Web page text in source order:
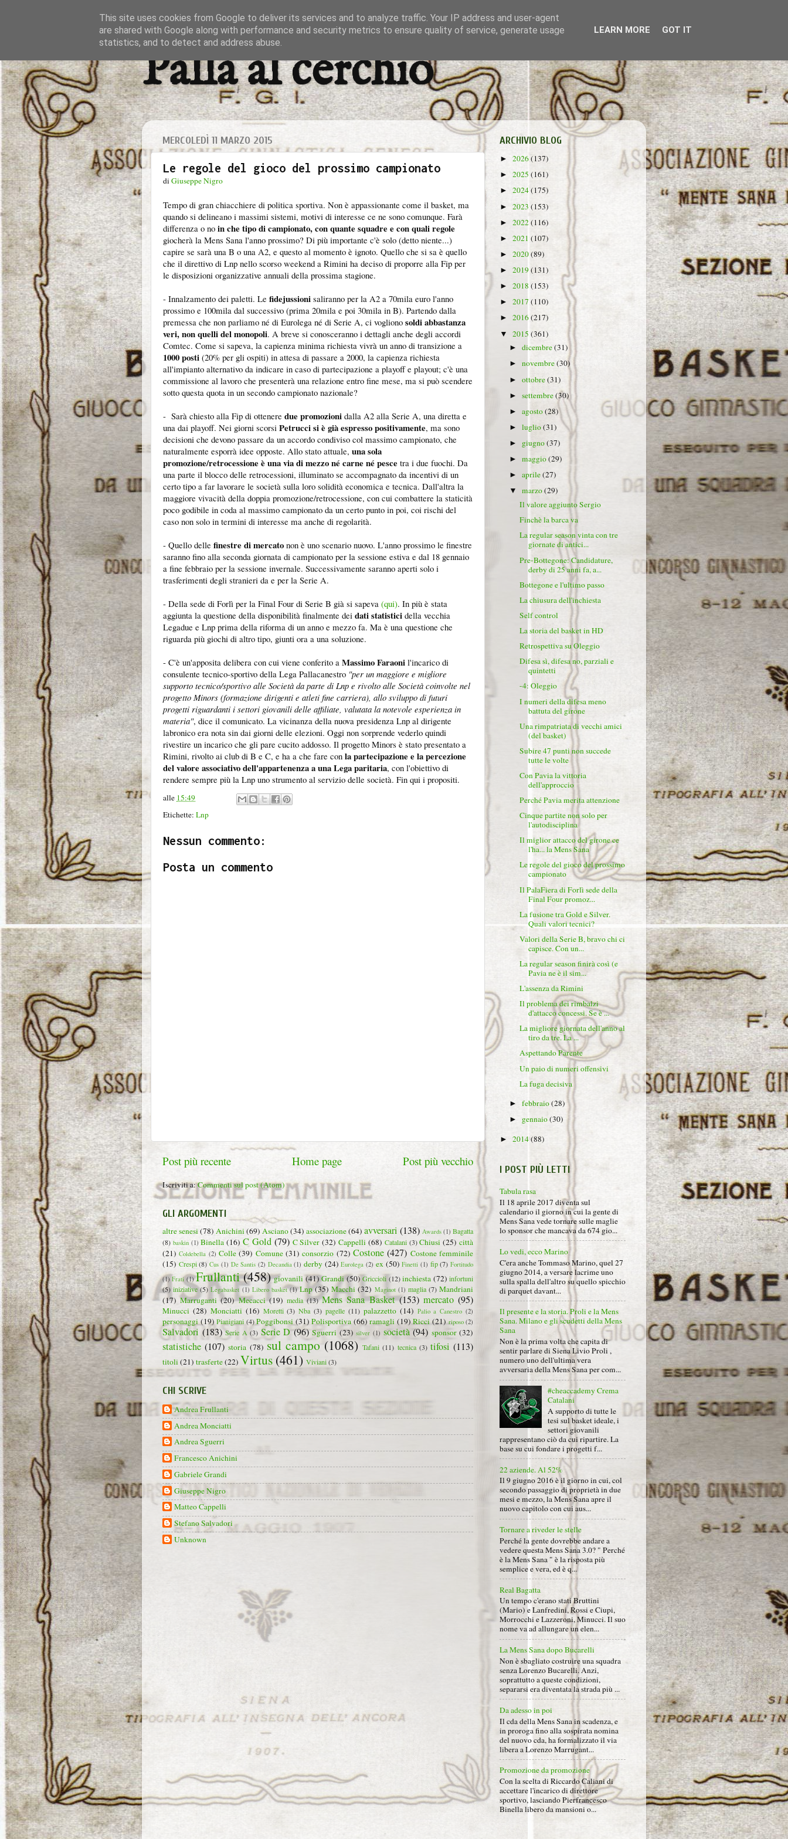
Palla al cerchio
MERCOLEDÌ 11 MARZO 2015
Le regole del gioco del prossimo campionato
diGiuseppe Nigro
Tempo di gran chiacchiere di politica sportiva. Non è appassionante come il basket, ma
quando si delineano i massimi sistemi, motivi di interesse ce ne sono comunque. Farà
differenza o no in che tipo di campionato, con quante squadre e con quali regole
giocherà la Mens Sana l'anno prossimo? Di più importante c'è solo (detto niente...)
capire se sarà una B o una A2, e questo al momento è ignoto. Quello che si sa è quello
che il direttivo di Lnp nello scorso weekend a Rimini ha deciso di proporre alla Fip per
le disposizioni organizzative annuali della prossima stagione.
- Innalzamento dei paletti. Le fidejussioni saliranno per la A2 a 70mila euro l'anno
prossimo e 100mila dal successivo (prima 20mila e poi 30mila in B). Partendo dalla
premessa che non parliamo né di Eurolega né di Serie A, ci vogliono soldi abbastanza
veri, non quelli del monopoli. A breve si conosceranno i dettagli anche degli accordi
Comtec. Come si sapeva, la capienza minima richiesta vivrà un anno di transizione a
1000 posti (20% per gli ospiti) in attesa di passare a 2000, la capienza richiesta
all'impianto alternativo da indicare in caso di partecipazione a playoff e playout; c'è una
commissione al lavoro che presenterà una relazione entro fine mese, ma si può scendere
sotto questa quota in un secondo campionato nazionale?
- Sarà chiesto alla Fip di ottenere due promozioni dalla A2 alla Serie A, una diretta e
una dai playoff. Nei giorni scorsi Petrucci si è già espresso positivamente, ma sono
decisioni che devono passare da un accordo condiviso col massimo campionato, che
naturalmente esporrà idee opposte. Allo stato attuale, una sola
promozione/retrocessione è una via di mezzo né carne né pesce tra i due fuochi. Da
una parte il blocco delle retrocessioni, illuminato se accompagnato da incentivi di un
certo tipo a far lavorare le società sulla loro solidità economica e tecnica. Dall'altra la
maggiore vivacità della doppia promozione/retrocessione, con cui combattere la staticità
poco godibile in coda al massimo campionato da un certo punto in poi, coi rischi del
caso non solo in termini di interesse ma anche di regolarità.
- Quello delle finestre di mercato non è uno scenario nuovo. L'anno prossimo le finestre
saranno fino alla seconda giornata di campionato per la sessione estiva e dal 18 gennaio
a fine febbraio per la sessione invernale. Successivamente saranno aperti solo i
trasferimenti degli stranieri da e per la Serie A.
- Della sede di Forlì per la Final Four di Serie B già si sapeva (qui). In più è stata
aggiunta la questione della disponibilità finalmente dei dati statistici della vecchia
Legadue e Lnp prima della riforma di un anno e mezzo fa. Ma è una questione che
riguarda più giochi di altro tipo, giunti ora a una soluzione.
- C'è un'apposita delibera con cui viene conferito a Massimo Faraoni l'incarico di
consulente tecnico-sportivo della Lega Pallacanestro "per un maggiore e migliore
supporto tecnico/sportivo alle Società da parte di Lnp e rivolto alle Società coinvolte nel
progetto Minors (formazione dirigenti e atleti fine carriera), allo sviluppo di futuri
progetti riguardanti i settori giovanili delle affiliate, valutata la notevole esperienza in
materia", dice il comunicato. La vicinanza della nuova presidenza Lnp al dirigente
labronico era nota sin dai giorni delle elezioni. Oggi non sorprende vederlo quindi
rivestire un incarico che gli pare cucito addosso. Il progetto Minors è stato presentato a
Rimini, rivolto ai club di B e C, e ha a che fare con la partecipazione e la percezione
del valore associativo dell'appartenenza a una Lega paritaria, con l'obiettivo di
rendere sempre più la Lnp uno strumento al servizio delle società. Fin qui i propositi.
alle 15:49
Etichette: Lnp
Nessun commento:
Posta un commento
Post più recente Post più vecchio
Home page
Iscriviti a:Commenti sul post (Atom)
GLI ARGOMENTI
altre senesi(78) Anichini(69) Asciano(34) associazione(64) avversari (138) Awards (1) Bagatta
(8) baskin (1) Binella (16) C Gold (79) C Silver (32) Cappelli (68) Catalani (3) Chiusi (25) città
(21) Coldebella (2) Colle (39) Comune (31) consorzio (72) Costone (427) Costone femminile
(15) Crespi (8) Cus (1) De Santis (2) Decandia (1) derby (24) Eurolega (2) ex (50) Finetti (1) fip (7) Fortitudo
(1) Frati (1) Frullanti(458) giovanili (41) Grandi (50) Griccioli (12) inchiesta (72) infortuni
(5) iniziative (5) Legabasket (1) Libero basket (1) Lnp (35) Macchi (32) Maginot (1) maglia (7) Mandriani
(17) Marruganti (20) Mecacci (19) media (13) Mens Sana Basket (153) mercato (95)
Minucci (28) Monciatti (16) Moretti (3) Nba (3) pagelle (11) palazzetto (14) Palio a Canestro (2)
personaggi(19) Pianigiani (4) Poggibonsi (31) Polisportiva (66) ramagli (19) Ricci(21) riposo (2)
Salvadori (183) Serie A (3) Serie D (96) Sguerri (23) silver (1) società (94) sponsor (32)
statistiche (107) storia (78) sul campo (1068) Tafani (11) tecnica (3) tifosi (113)
titoli(21) trasferte(22) Virtus (461) Viviani(3)
CHI SCRIVE
Andrea Frullanti
Andrea Monciatti
Andrea Sguerri
Francesco Anichini
Gabriele Grandi
Giuseppe Nigro
Matteo Cappelli
Stefano Salvadori
Unknown
ARCHIVIO BLOG
► 2026(137)
► 2025 (161)
► 2024(175)
► 2023 (153)
► 2022(116)
► 2021 (107)
► 2020(89)
► 2019(131)
► 2018 (153)
► 2017 (110)
► 2016(217)
▼ 2015 (361)
►dicembre(31)
►novembre(30)
►ottobre(31)
►settembre(30)
►agosto(28)
►luglio(31)
► giugno(37)
►maggio(29)
►aprile(27)
▼marzo(29)
Il valore aggiunto Sergio
Finchè la barca va
La regular season vinta con tre
giornate di antici...
Pre-Bottegone: Candidature,
derby di 25 anni fa, a...
Bottegone e l'ultimo passo
La chiusura dell'inchiesta
Self control
La storia del basket in HD
Retrospettiva su Oleggio
Difesa sì, difesa no, parziali e
quintetti
-4: Oleggio
I numeri della difesa meno
battuta del girone
Una rimpatriata di vecchi amici
(del basket)
Subire 47 punti non succede
tutte le volte
Con Pavia la vittoria
dell'approccio
Perché Pavia merita attenzione
Cinque partite non solo per
l'autodisciplina
Il miglior attacco del girone ce
l'ha... la Mens Sana
Le regole del gioco del prossimo
campionato
Il PalaFiera di Forlì sede della
Final Four promoz...
La fusione tra Gold e Silver.
Quali valori tecnici?
Valori della Serie B, bravo chi ci
capisce. Con un...
La regular season finirà così (e
Pavia ne è il sim...
L'assenza da Rimini
Il problema dei rimbalzi
d'attacco concessi. Se è ...
La migliore giornata dell'anno al
tiro da tre. La ...
Aspettando Parente
Un paio di numeri offensivi
La fuga decisiva
►febbraio(28)
► gennaio(30)
► 2014(88)
I POST PIÙ LETTI
Tabula rasa
Il 18 aprile 2017 diventa sul
calendario il giorno in cui la gente di
Mens Sana vede tornare sulle maglie
lo sponsor che mancava da 674 gio...
Lo vedi, ecco Marino
C'era anche Tommaso Marino, quel 27
giugno 2014, a versare lacrime uno
sulla spalla dell'altro su quello spicchio
di parquet davant...
Il presente e la storia. Proli e la Mens
Sana. Milano e gli scudetti della Mens
Sana
Non è la prima volta che capita di
sentir parlare di Siena Livio Proli ,
numero uno dell'ultima vera
avversaria della Mens Sana per com...
#cheaccademy Crema
Catalani
A supporto di tutte le
tesi sul basket ideale, i
settori giovanili
rappresentano ciò da cui ripartire. La
base su cui fondare i progetti f...
22 aziende. Al 52%
Il 9 giugno 2016 è il giorno in cui, col
secondo passaggio di proprietà in due
mesi e mezzo, la Mens Sana apre il
nuovo capitolo con cui aus...
Tornare a riveder le stelle
Perché la gente dovrebbe andare a
vedere questa Mens Sana 3.0? " Perché
è la Mens Sana " è la risposta più
semplice e vera, ed è q...
Real Bagatta
Un tempo c'erano stati Bruttini
(Mario) e Lanfredini, Rossi e Ciupi,
Morrocchi e Lazzeroni, Minucci. Il suo
nome va ad allungare un elen...
La Mens Sana dopo Bucarelli
Non è sbagliato costruire una squadra
senza Lorenzo Bucarelli. Anzi,
soprattutto a queste condizioni,
separarsi era diventata la strada più ...
Da adesso in poi
Il cda della Mens Sana in scadenza, e
in proroga fino alla sospirata nomina
del nuovo cda, ha formalizzato il via
libera a Lorenzo Marrugant...
Promozione da promozione
Con la scelta di Riccardo Caliani di
accettare l'incarico di direttore
sportivo, lasciando Pierfrancesco
Binella libero da mansioni o...
This site uses cookies from Google to deliver its services and to analyze traffic. Your IP address and user-agent
are shared with Google along with performance and security metrics to ensure quality of service, generate usage
statistics, and to detect and address abuse.
LEARN MORE GOT IT